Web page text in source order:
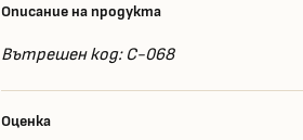
Описание на продукта
Вътрешен код: C-068
Оценка